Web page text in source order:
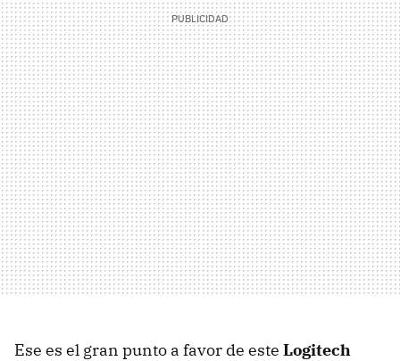
Ese es el gran punto a favor de este Logitech